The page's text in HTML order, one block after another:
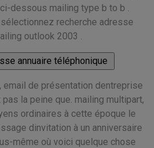
dessous mailing type b to b .
recherche adresse
outlook 2003 .
email de présentation dentreprise
la peine que. mailing multipart,
ordinaires à cette époque le
dinvitation à un anniversaire
même où voici quelque chose